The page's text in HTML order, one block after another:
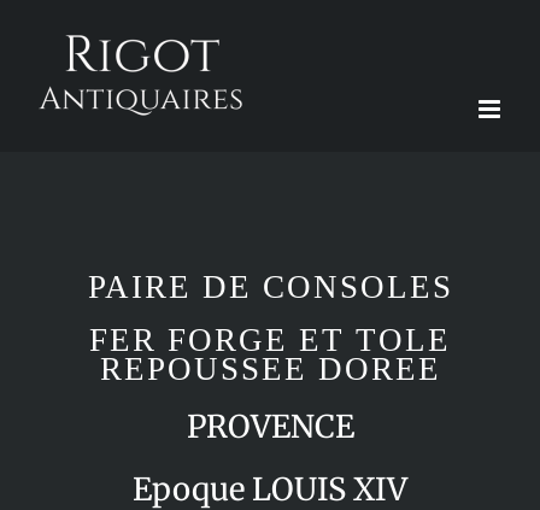
contenu
PAIRE DE CONSOLES
FER FORGE ET TOLE
REPOUSSEE DOREE
PROVENCE
Epoque LOUIS XIV